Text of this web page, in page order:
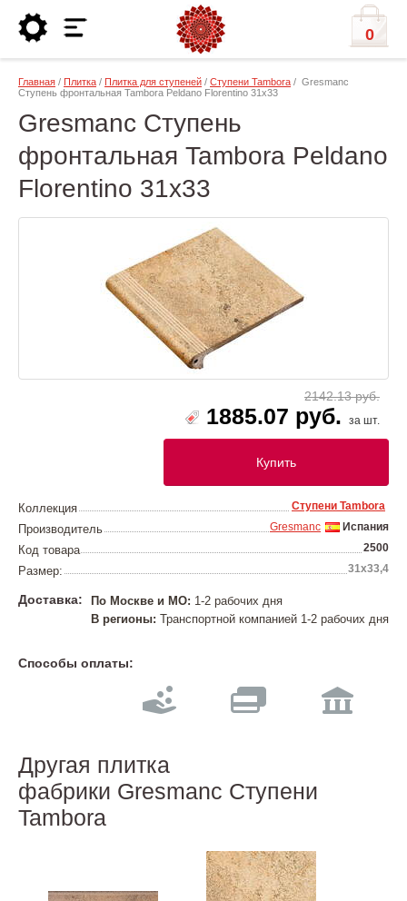
0
Главная / Плитка / Плитка для ступеней / Ступени Tambora / Gresmanc
Ступень фронтальная Tambora Peldano Florentino 31x33
Gresmanc Ступень
фронтальная Tambora Peldano
Florentino 31x33
2142.13 руб.
1885.07 руб. за шт.
Купить
Коллекция Ступени Tambora
Производитель Испания
Gresmanc
Код товара 2500
Размер: 31х33,4
Доставка: По Москве и МО: 1-2 рабочих дня
В регионы: Транспортной компанией 1-2 рабочих дня
Способы оплаты:
Другая плитка
фабрики Gresmanc Ступени
Tambora